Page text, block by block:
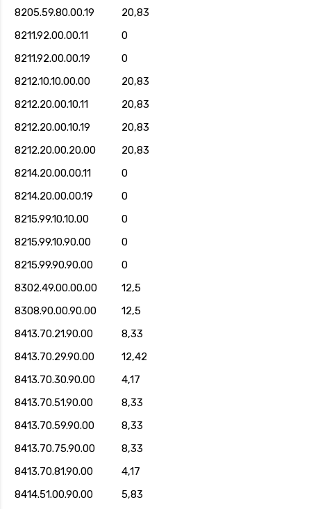
8205.59.80.00.19
20,83
8211.92.00.00.11
0
8211.92.00.00.19
0
8212.10.10.00.00
20,83
8212.20.00.10.11
20,83
8212.20.00.10.19
20,83
8212.20.00.20.00
20,83
8214.20.00.00.11
0
8214.20.00.00.19
0
8215.99.10.10.00
0
8215.99.10.90.00
0
8215.99.90.90.00
0
8302.49.00.00.00
12,5
8308.90.00.90.00
12,5
8413.70.21.90.00
8,33
8413.70.29.90.00
12,42
8413.70.30.90.00
4,17
8413.70.51.90.00
8,33
8413.70.59.90.00
8,33
8413.70.75.90.00
8,33
8413.70.81.90.00
4,17
8414.51.00.90.00
5,83